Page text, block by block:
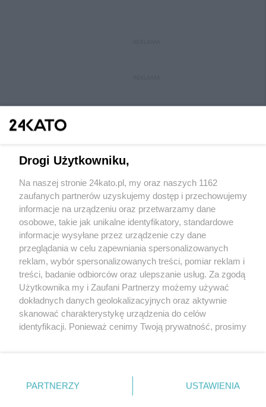
Wydawca mediów lokalnych
Nie zapomnij
zapoznać się z:
polityką prywatności regulamin korzystania z portali
Twojemiasto
Piekary Śląskie
Chorzów
Tarnowskie Góry
Gliwice
Skontakuj sięz nami
Kontakt
Wydawca
Redakcja
Drogi Użytkowniku,
Na naszej stronie 24kato.pl, my oraz naszych 1162
zaufanych partnerów uzyskujemy dostęp i przechowujemy
informacje na urządzeniu oraz przetwarzamy dane
osobowe, takie jak unikalne identyfikatory, standardowe
informacje wysyłane przez urządzenie czy dane
przeglądania w celu zapewniania spersonalizowanych
reklam, wybór spersonalizowanych treści, pomiar reklam i
treści, badanie odbiorców oraz ulepszanie usług. Za zgodą
Użytkownika my i Zaufani Partnerzy możemy używać
dokładnych danych geolokalizacyjnych oraz aktywnie
skanować charakterystykę urządzenia do celów
identyfikacji. Ponieważ cenimy Twoją prywatność, prosimy
prywatności znajdujący się w lewym dolnym rogu strony
. Niektóre rodzaje przetwarzania danych nie wymagają
PARTNERZY USTAWIENIA